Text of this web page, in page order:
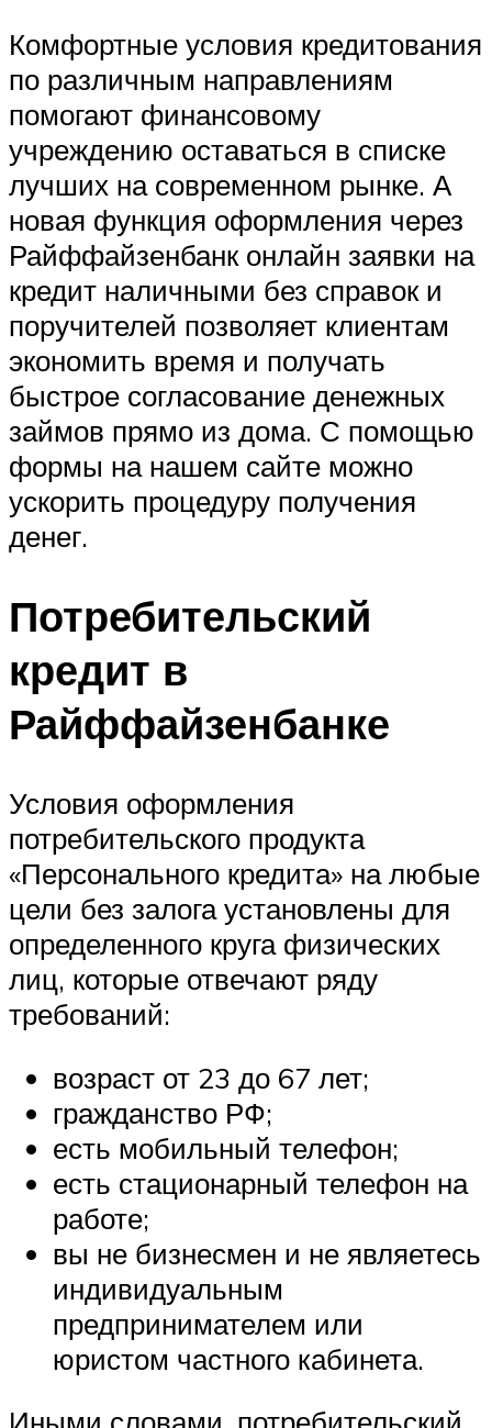
Комфортные условия кредитования
по различным направлениям
помогают финансовому
учреждению оставаться в списке
лучших на современном рынке. А
новая функция оформления через
Райффайзенбанк онлайн заявки на
кредит наличными без справок и
поручителей позволяет клиентам
экономить время и получать
быстрое согласование денежных
займов прямо из дома. С помощью
формы на нашем сайте можно
ускорить процедуру получения
денег.
Потребительский
кредит в
Райффайзенбанке
Условия оформления
потребительского продукта
«Персонального кредита» на любые
цели без залога установлены для
определенного круга физических
лиц, которые отвечают ряду
требований:
возраст от 23 до 67 лет;
гражданство РФ;
есть мобильный телефон;
есть стационарный телефон на
работе;
вы не бизнесмен и не являетесь
индивидуальным
предпринимателем или
юристом частного кабинета.